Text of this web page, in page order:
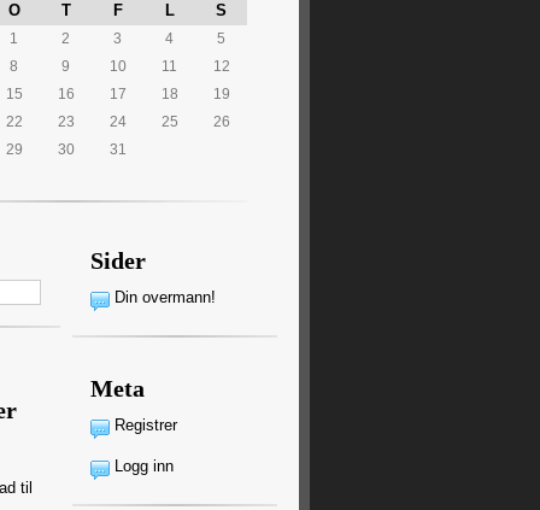
O T F L S
1 2 3 4
5
8 9 10 11
12
15 16 17 18
19
22 23 24 25
26
29 30 31
til
Sider
Din overmann!
Meta
Registrer
Logg inn